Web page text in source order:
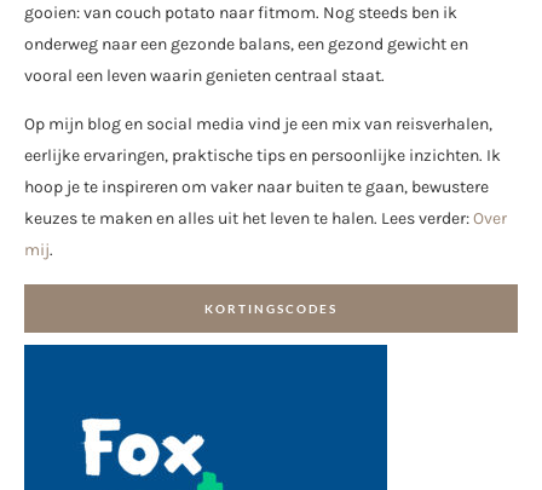
gooien: van couch potato naar fitmom. Nog steeds ben ik
onderweg naar een gezonde balans, een gezond gewicht en
vooral een leven waarin genieten centraal staat.
Op mijn blog en social media vind je een mix van reisverhalen,
eerlijke ervaringen, praktische tips en persoonlijke inzichten. Ik
hoop je te inspireren om vaker naar buiten te gaan, bewustere
keuzes te maken en alles uit het leven te halen. Lees verder:Over
mij.
KORTINGSCODES